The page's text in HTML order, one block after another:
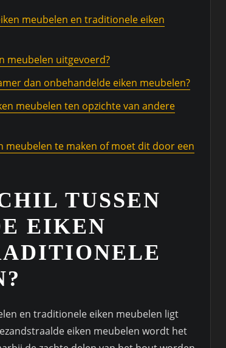
meubelen en traditionele eiken
meubelen uitgevoerd?
dan onbehandelde eiken meubelen?
meubelen ten opzichte van andere
meubelen te maken of moet dit door een
TUSSEN
EIKEN
en traditionele eiken meubelen ligt
eiken meubelen wordt het